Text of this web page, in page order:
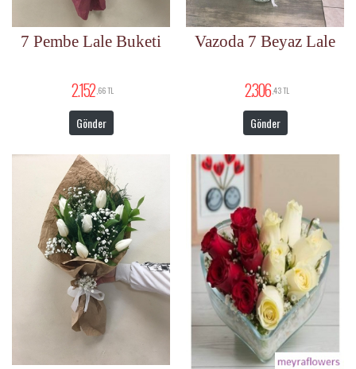
7 Pembe Lale Buketi
2.152 ,66 TL
Gönder
Vazoda 7 Beyaz Lale
2.306,43 TL
Gönder